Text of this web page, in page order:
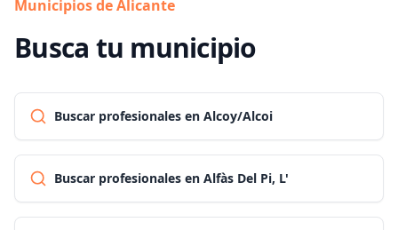
Municipios de Alicante
Busca tu municipio
Buscar profesionales en Alcoy/Alcoi
Buscar profesionales en Alfàs Del Pi, L'